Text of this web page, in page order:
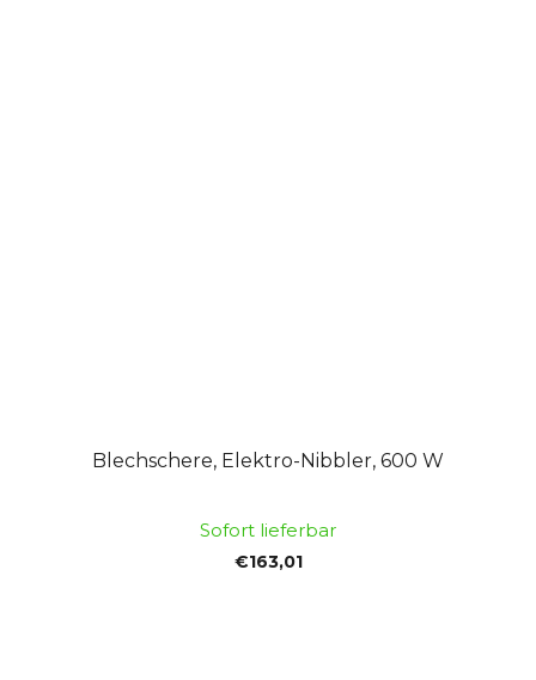
Blechschere, Elektro-Nibbler, 600 W
Sofort lieferbar
€163,01